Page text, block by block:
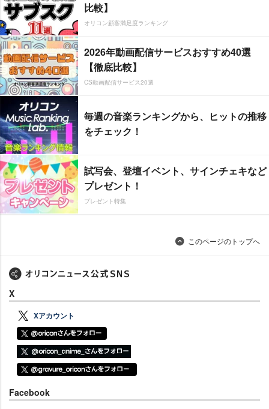
比較】
オリコン顧客満足度ランキング
2026年動画配信サービスおすすめ40選
【徹底比較】
CS動画配信サービス20選
毎週の音楽ランキングから、ヒットの推移
をチェック！
試写会、登壇イベント、サインチェキなど
プレゼント！
プレゼント特集
このページのトップへ
X
Xアカウント
Facebook